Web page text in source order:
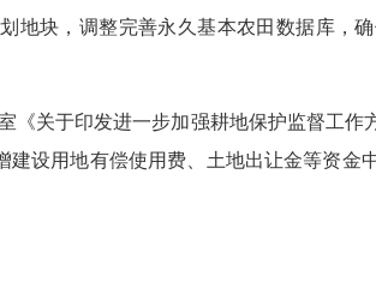
块，调整完善永久基本农田数据库，
《关于印发进一步加强耕地保护监督工作
设用地有偿使用费、土地出让金等资金